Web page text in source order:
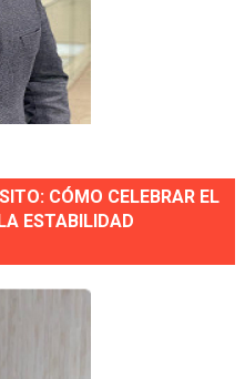
CÓMO CELEBRAR EL
ESTABILIDAD